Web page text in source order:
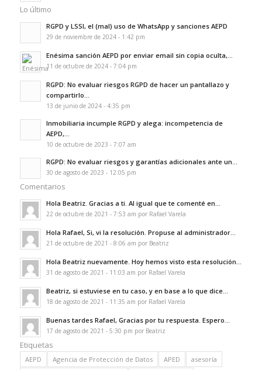
Lo último
RGPD y LSSI, el (mal) uso de WhatsApp y sanciones AEPD
29 de noviembre de 2024 - 1:42 pm
Enésima sanción AEPD por enviar email sin copia oculta,...
11 de octubre de 2024 - 7:04 pm
RGPD: No evaluar riesgos RGPD de hacer un pantallazo y
compartirlo...
13 de junio de 2024 - 4:35 pm
Inmobiliaria incumple RGPD y alega: incompetencia de
AEPD,...
10 de octubre de 2023 - 7:07 am
RGPD: No evaluar riesgos y garantías adicionales ante un...
30 de agosto de 2023 - 12:05 pm
Comentarios
Hola Beatriz. Gracias a ti. Al igual que te comenté en...
22 de octubre de 2021 - 7:53 am por Rafael Varela
Hola Rafael, Si, vi la resolución. Propuse al administrador...
21 de octubre de 2021 - 8:06 am por Beatriz
Hola Beatriz nuevamente. Hoy hemos visto esta resolución...
31 de agosto de 2021 - 11:03 am por Rafael Varela
Beatriz, si estuviese en tu caso, y en base a lo que dice...
18 de agosto de 2021 - 11:35 am por Rafael Varela
Buenas tardes Rafael, Gracias por tu respuesta. Espero...
17 de agosto de 2021 - 5:30 pm por Beatriz
Etiquetas
AEPD Agencia de Protección de Datos APED
asesoría